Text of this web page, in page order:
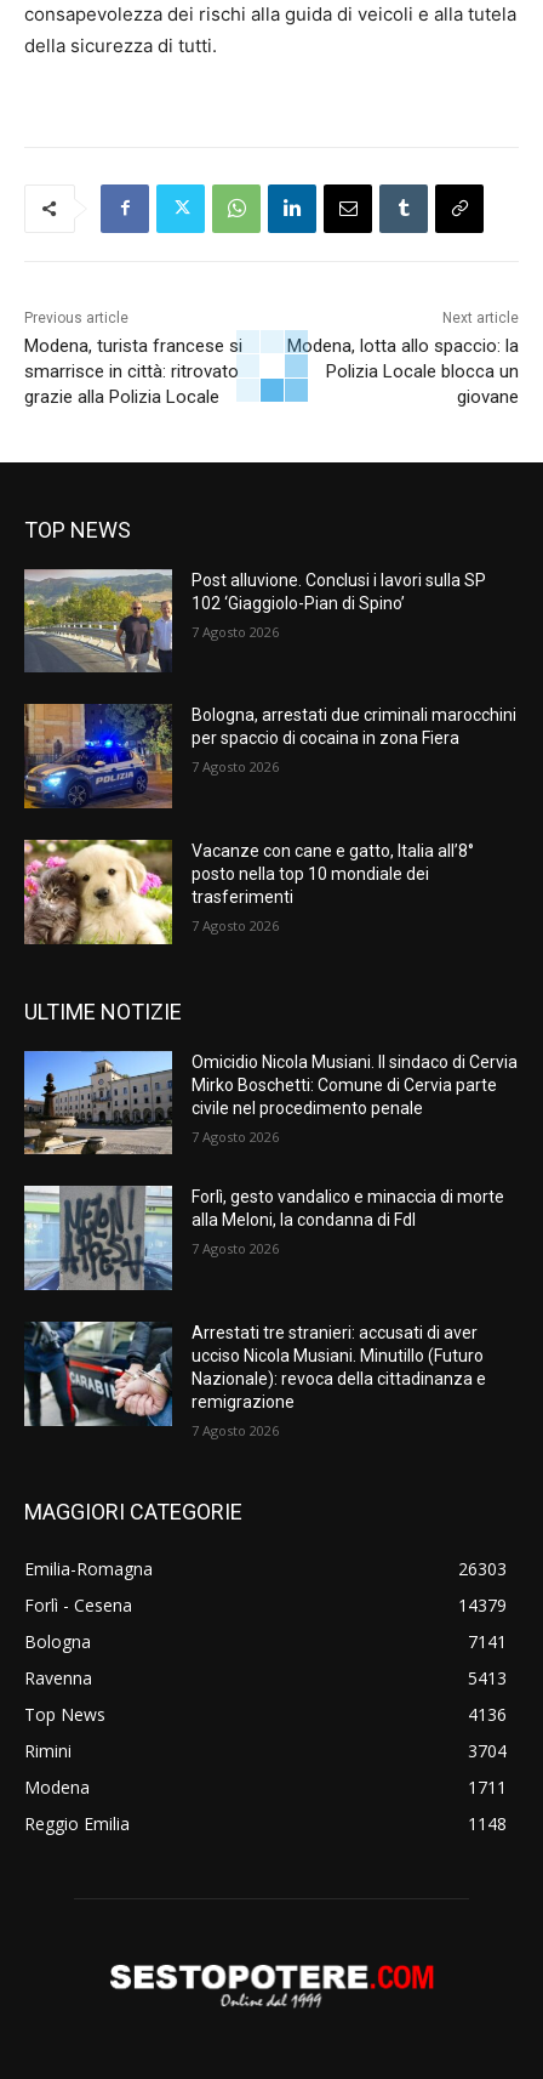
consapevolezza dei rischi alla guida di veicoli e alla tutela
della sicurezza di tutti.
Previous article
Modena, turista francese si
smarrisce in città: ritrovato
grazie alla Polizia Locale
Next article
Modena, lotta allo spaccio: la
Polizia Locale blocca un
giovane
TOP NEWS
Post alluvione. Conclusi i lavori sulla SP
102 ‘Giaggiolo-Pian di Spino’
7 Agosto 2026
Bologna, arrestati due criminali marocchini
per spaccio di cocaina in zona Fiera
7 Agosto 2026
Vacanze con cane e gatto, Italia all’8°
posto nella top 10 mondiale dei
trasferimenti
7 Agosto 2026
ULTIME NOTIZIE
Omicidio Nicola Musiani. Il sindaco di Cervia
Mirko Boschetti: Comune di Cervia parte
civile nel procedimento penale
7 Agosto 2026
Forlì, gesto vandalico e minaccia di morte
alla Meloni, la condanna di FdI
7 Agosto 2026
Arrestati tre stranieri: accusati di aver
ucciso Nicola Musiani. Minutillo (Futuro
Nazionale): revoca della cittadinanza e
remigrazione
7 Agosto 2026
MAGGIORI CATEGORIE
Emilia-Romagna
26303
Forlì - Cesena
14379
Bologna
7141
Ravenna
5413
Top News
4136
Rimini
3704
Modena
1711
Reggio Emilia
1148